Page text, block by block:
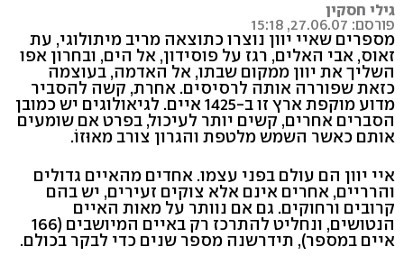
גילי חסקין
פורסם: 27.06.07, 15:18
מספרים שאיי יוון נוצרו כתוצאה מריב מיתולוגי, עת
זאוס, אבי האלים, רגז על פוסידון, אל הים, ובחרון אפו
השליך את יוון ממקום שבתו, אל האדמה, בעוצמה
כזאת שפוררה אותה לרסיסים. אחרת, קשה להסביר
מדוע מוקפת ארץ זו ב-1425 איים. לגיאולוגים יש כמובן
הסברים אחרים, קשים יותר לעיכול, בפרט אם שומעים
אותם כאשר השמש מלטפת והגרון צורב מאוּזוֹ.
איי יוון הם עולם בפני עצמו. אחדים מהאיים גדולים
והרריים, אחרים אינם אלא צוקים זעירים, יש בהם
קרובים ורחוקים. גם אם נוותר על מאות האיים
הנטושים, ונחליט להתרכז רק באיים המיושבים (166
איים במספר), תידרשנה מספר שנים כדי לבקר בכולם.